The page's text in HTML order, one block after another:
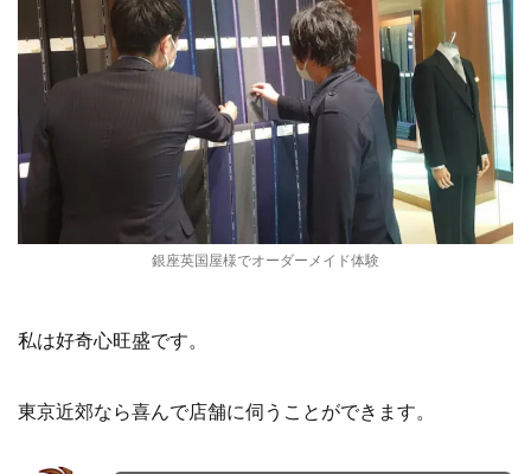
銀座英国屋様でオーダーメイド体験
私は好奇心旺盛です。
東京近郊なら喜んで店舗に伺うことができます。